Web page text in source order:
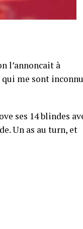
l’annoncait à
me sont
ses 14 blindes
Un as au turn, et